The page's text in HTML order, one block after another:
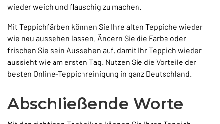
wieder weich und flauschig zu machen.
Mit Teppichfärben können Sie Ihre alten Teppiche wieder
wie neu aussehen lassen. Ändern Sie die Farbe oder
frischen Sie sein Aussehen auf, damit Ihr Teppich wieder
aussieht wie am ersten Tag. Nutzen Sie die Vorteile der
besten Online-Teppichreinigung in ganz Deutschland.
Abschließende Worte